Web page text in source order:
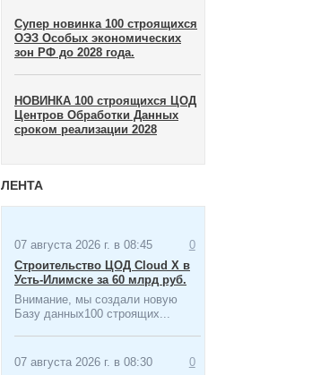
Супер новинка 100 строящихся
ОЭЗ Особых экономических
зон​ РФ до 2028 года.
НОВИНКА 100 строящихся ЦОД
Центров Обработки Данных
сроком реализации 2028
ЛЕНТА
07 августа 2026 г. в 08:45
0
Строительство ЦОД Cloud X в
Усть-Илимске за 60 млрд руб.
Внимание, мы создали новую
Базу данных100 строящих...
07 августа 2026 г. в 08:30
0